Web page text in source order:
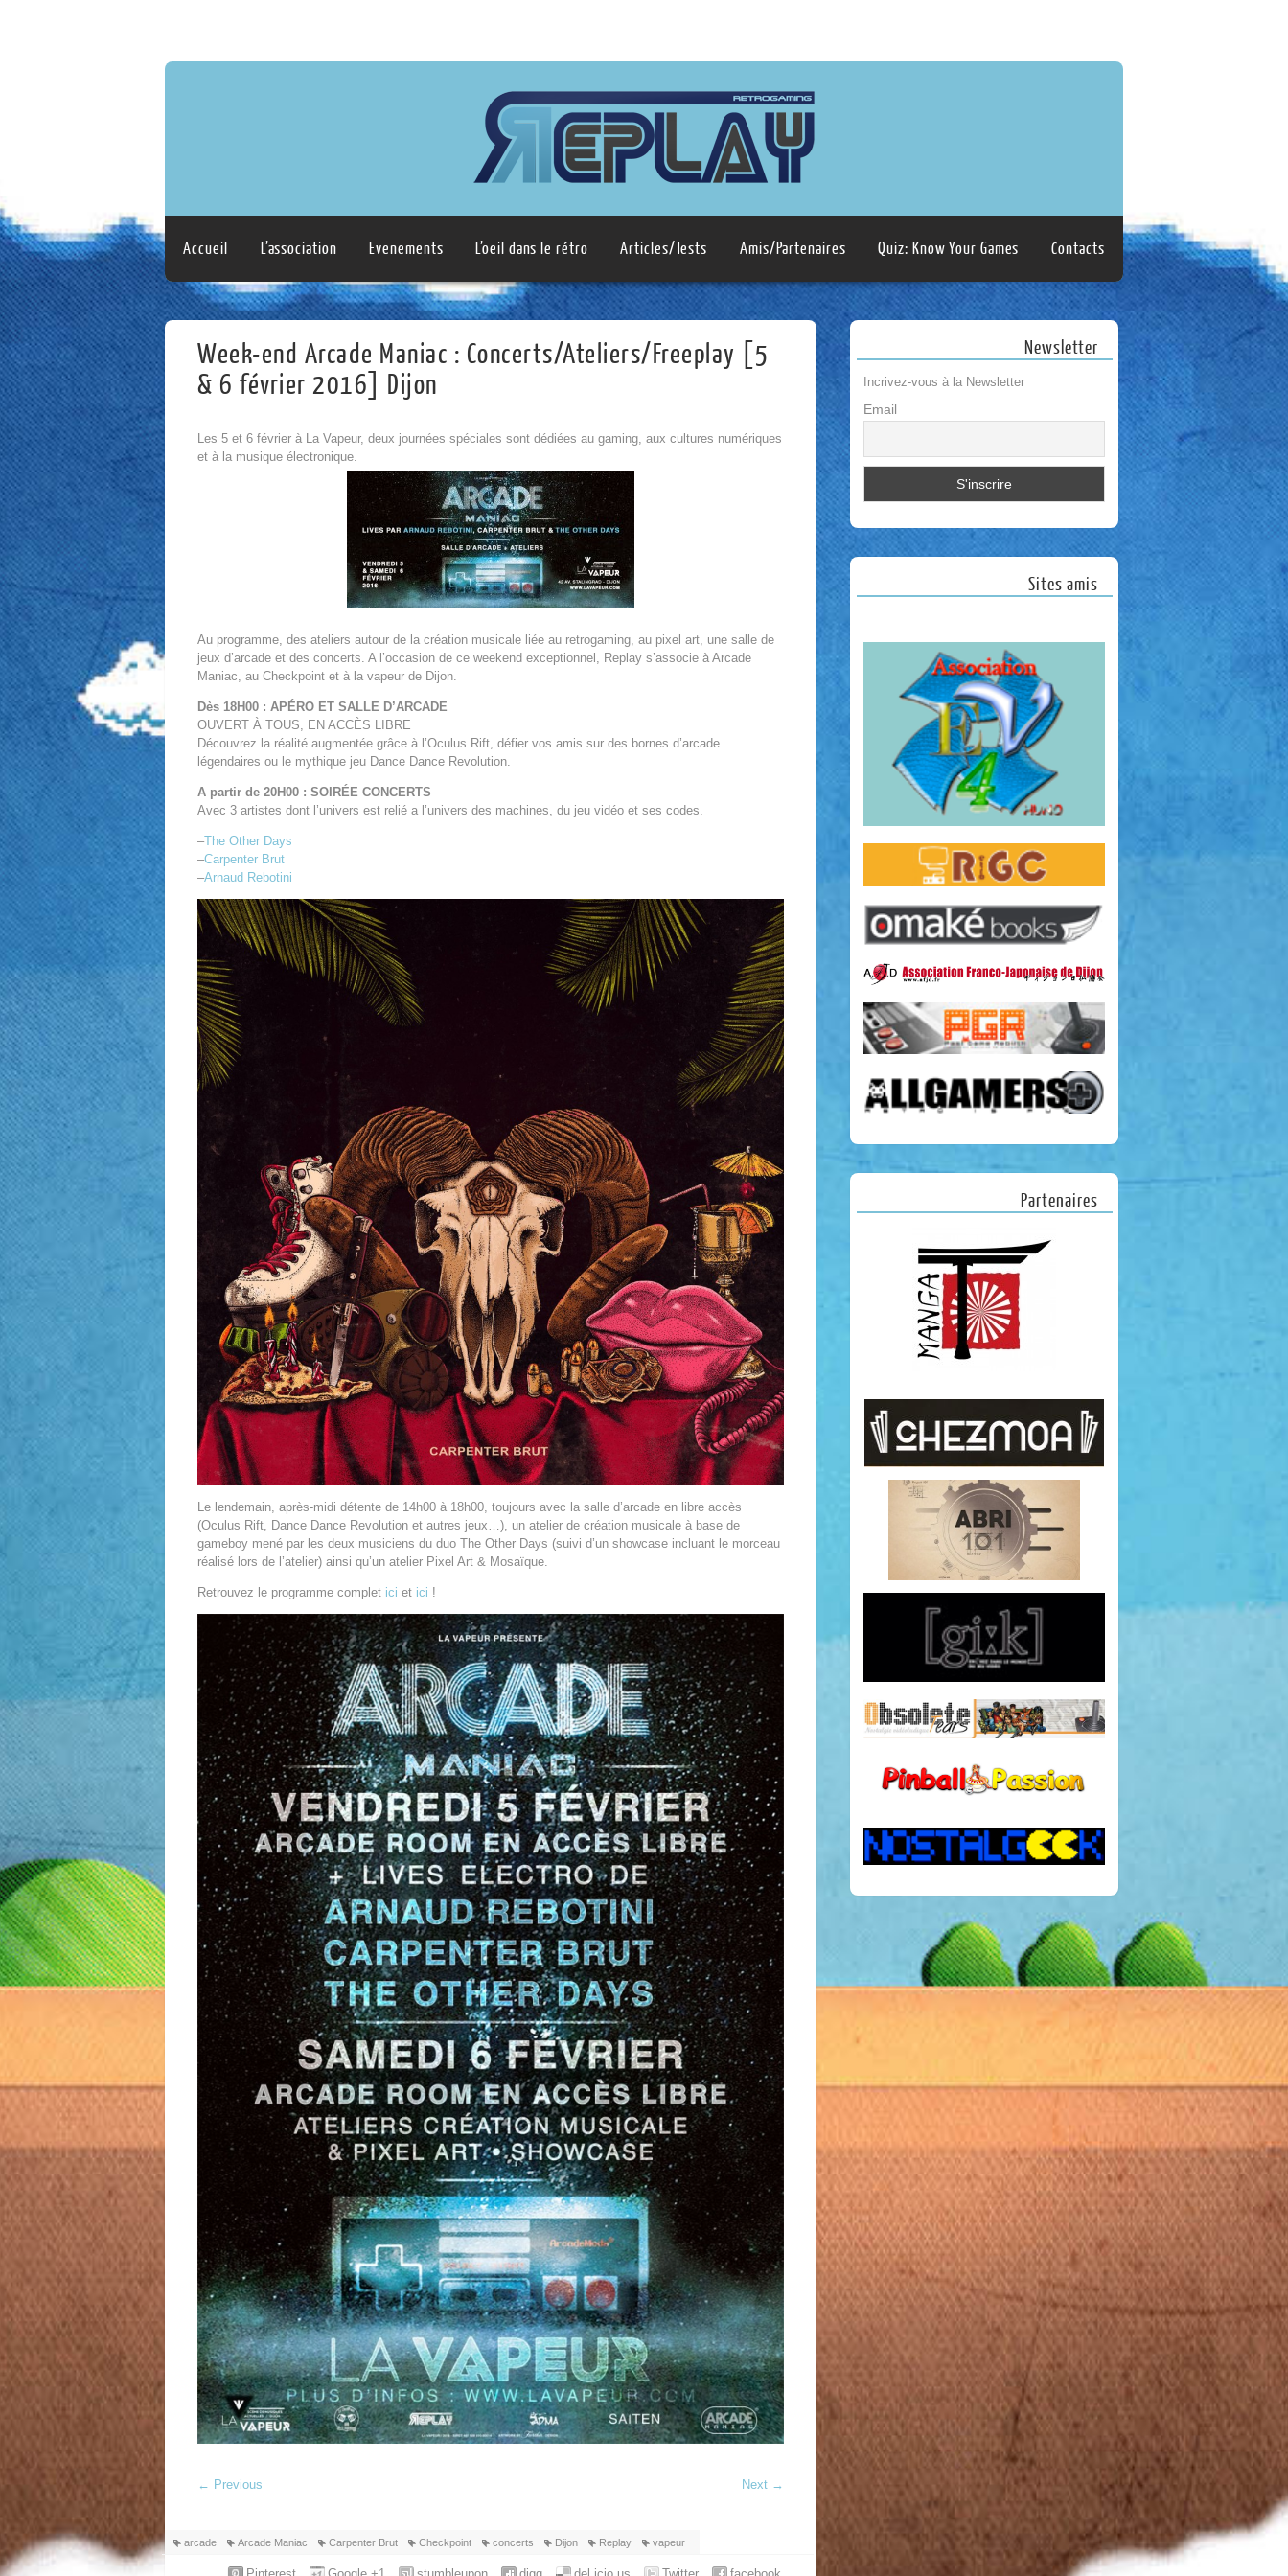
Accueil L’association Evenements L’oeil dans le rétro Articles/Tests Amis/Partenaires Quiz: Know Your Games Contacts
Week-end Arcade Maniac : Concerts/Ateliers/Freeplay [5
& 6 février 2016] Dijon
Les 5 et 6 février à La Vapeur, deux journées spéciales sont dédiées au gaming, aux cultures numériques
et à la musique électronique.
Au programme, des ateliers autour de la création musicale liée au retrogaming, au pixel art, une salle de
jeux d’arcade et des concerts. A l’occasion de ce weekend exceptionnel, Replay s’associe à Arcade
Maniac, au Checkpoint et à la vapeur de Dijon.
Dès 18H00 : APÉRO ET SALLE D’ARCADE
OUVERT À TOUS, EN ACCÈS LIBRE
Découvrez la réalité augmentée grâce à l’Oculus Rift, défier vos amis sur des bornes d’arcade
légendaires ou le mythique jeu Dance Dance Revolution.
A partir de 20H00 : SOIRÉE CONCERTS
Avec 3 artistes dont l’univers est relié a l’univers des machines, du jeu vidéo et ses codes.
–The Other Days
–Carpenter Brut
–Arnaud Rebotini
Le lendemain, après-midi détente de 14h00 à 18h00, toujours avec la salle d’arcade en libre accès
(Oculus Rift, Dance Dance Revolution et autres jeux…), un atelier de création musicale à base de
gameboy mené par les deux musiciens du duo The Other Days (suivi d’un showcase incluant le morceau
réalisé lors de l’atelier) ainsi qu’un atelier Pixel Art & Mosaïque.
Retrouvez le programme complet ici et ici !
← Previous Next →
arcade Arcade Maniac Carpenter Brut Checkpoint concerts Dijon Replay vapeur
Newsletter
Incrivez-vous à la Newsletter
Email
Sites amis
Partenaires